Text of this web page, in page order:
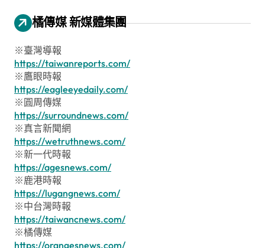
橘傳媒 新媒體集團
※臺灣導報
https://taiwanreports.com/
※鷹眼時報
https://eagleeyedaily.com/
※圓周傳媒
https://surroundnews.com/
※真言新聞網
https://wetruthnews.com/
※新一代時報
https://agesnews.com/
※鹿港時報
https://lugangnews.com/
※中台灣時報
https://taiwancnews.com/
※橘傳媒
https://orangesnews.com/